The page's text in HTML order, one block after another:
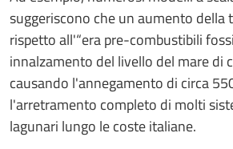
suggeriscono che un aumento della
rispetto all'“era pre-combustibili
innalzamento del livello del mare di
causando l'annegamento di circa
l'arretramento completo di molti
lagunari lungo le coste italiane.